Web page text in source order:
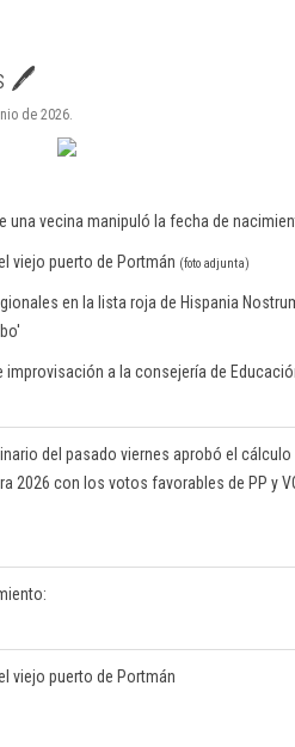
🖊
de 2026.
una vecina manipuló la fecha de
viejo puerto de Portmán (foto adjunta)
en la lista roja de Hispania
improvisación a la consejería de
del pasado viernes aprobó el
2026 con los votos favorables de PP y
viejo puerto de Portmán